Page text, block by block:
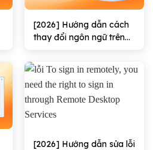
[2026] Hướng dẫn cách
thay đổi ngôn ngữ trên
[2026] Hướng dẫn sửa lỗi